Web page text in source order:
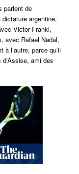
parlent de
argentine,
Victor Frankl,
avec Rafael Nadal,
à l’autre, parce qu’il
ami des